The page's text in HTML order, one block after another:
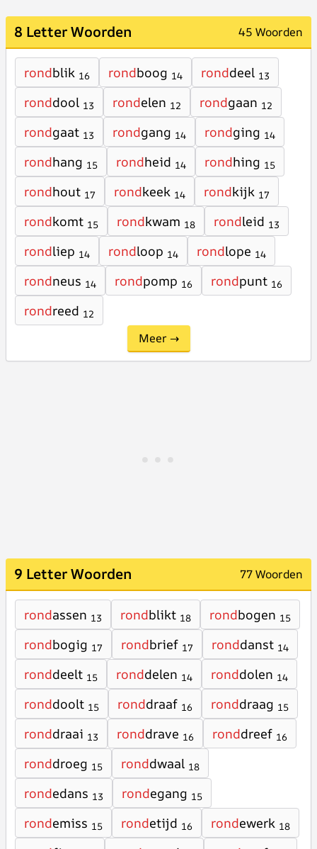
8 Letter Woorden 45 Woorden
rondblik 16 rondboog 14 ronddeel 13
ronddool 13 rondelen 12 rondgaan 12
rondgaat 13 rondgang 14 rondging 14
rondhang 15 rondheid 14 rondhing 15
rondhout 17 rondkeek 14 rondkijk 17
rondkomt 15 rondkwam 18 rondleid 13
rondliep 14 rondloop 14 rondlope 14
rondneus 14 rondpomp 16 rondpunt 16
rondreed 12
Meer →
9 Letter Woorden 77 Woorden
rondassen 13 rondblikt 18 rondbogen 15
rondbogig 17 rondbrief 17 ronddanst 14
ronddeelt 15 ronddelen 14 ronddolen 14
ronddoolt 15 ronddraaf 16 ronddraag 15
ronddraai 13 ronddrave 16 ronddreef 16
ronddroeg 15 ronddwaal 18
rondedans 13 rondegang 15
rondemiss 15 rondetijd 16 rondewerk 18